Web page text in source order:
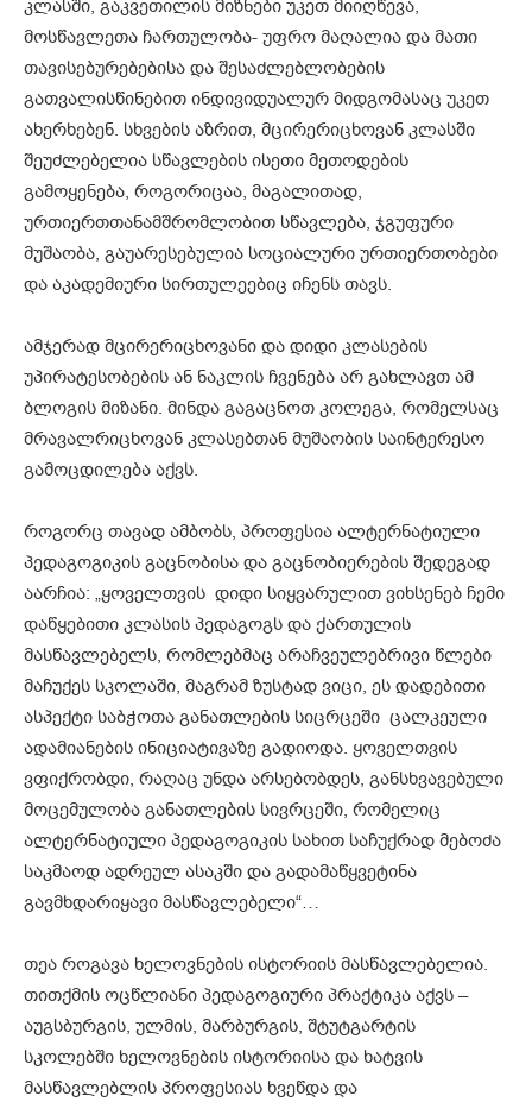
კლასში, გაკვეთილის მიზნები უკეთ მიიღწევა,
მოსწავლეთა ჩართულობა- უფრო მაღალია და მათი
თავისებურებებისა და შესაძლებლობების
გათვალისწინებით ინდივიდუალურ მიდგომასაც უკეთ
ახერხებენ. სხვების აზრით, მცირერიცხოვან კლასში
შეუძლებელია სწავლების ისეთი მეთოდების
გამოყენება, როგორიცაა, მაგალითად,
ურთიერთთანამშრომლობით სწავლება, ჯგუფური
მუშაობა, გაუარესებულია სოციალური ურთიერთობები
და აკადემიური სირთულეებიც იჩენს თავს.
ამჯერად მცირერიცხოვანი და დიდი კლასების
უპირატესობების ან ნაკლის ჩვენება არ გახლავთ ამ
ბლოგის მიზანი. მინდა გაგაცნოთ კოლეგა, რომელსაც
მრავალრიცხოვან კლასებთან მუშაობის საინტერესო
გამოცდილება აქვს.
როგორც თავად ამბობს, პროფესია ალტერნატიული
პედაგოგიკის გაცნობისა და გაცნობიერების შედეგად
აარჩია: „ყოველთვის დიდი სიყვარულით ვიხსენებ ჩემი
დაწყებითი კლასის პედაგოგს და ქართულის
მასწავლებელს, რომლებმაც არაჩვეულებრივი წლები
მაჩუქეს სკოლაში, მაგრამ ზუსტად ვიცი, ეს დადებითი
ასპექტი საბჭოთა განათლების სიცრცეში ცალკეული
ადამიანების ინიციატივაზე გადიოდა. ყოველთვის
ვფიქრობდი, რაღაც უნდა არსებობდეს, განსხვავებული
მოცემულობა განათლების სივრცეში, რომელიც
ალტერნატიული პედაგოგიკის სახით საჩუქრად მებოძა
საკმაოდ ადრეულ ასაკში და გადამაწყვეტინა
გავმხდარიყავი მასწავლებელი“…
თეა როგავა ხელოვნების ისტორიის მასწავლებელია.
თითქმის ოცწლიანი პედაგოგიური პრაქტიკა აქვს –
აუგსბურგის, ულმის, მარბურგის, შტუტგარტის
სკოლებში ხელოვნების ისტორიისა და ხატვის
მასწავლებლის პროფესიას ხვეწდა და